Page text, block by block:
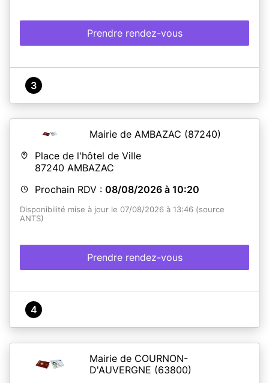
Prendre rendez-vous
3
Mairie de AMBAZAC (87240)
Place de l'hôtel de Ville
87240 AMBAZAC
Prochain RDV : 08/08/2026 à 10:20
Disponibilité mise à jour le 07/08/2026 à 13:46 (source
ANTS)
Prendre rendez-vous
4
Mairie de COURNON-
D'AUVERGNE (63800)